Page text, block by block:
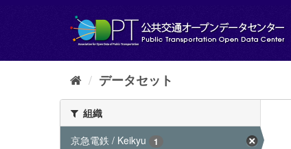
し
データセット
組織
京急電鉄 / Keikyu
1